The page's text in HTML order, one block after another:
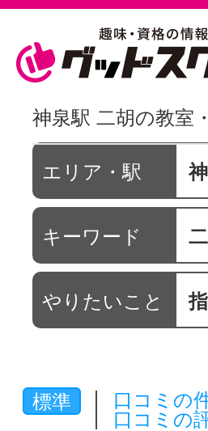
神泉駅 二胡の教室
エリア・駅
キーワード
やりたいこと
標準
口コミの
口コミの